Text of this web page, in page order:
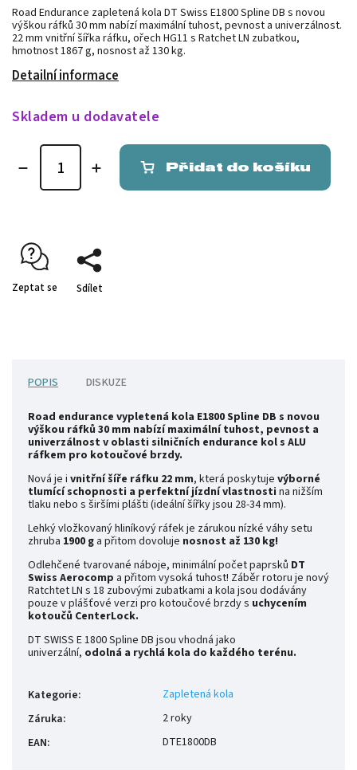
Road Endurance zapletená kola DT Swiss E1800 Spline DB s novou
výškou ráfků 30 mm nabízí maximální tuhost, pevnost a univerzálnost.
22 mm vnitřní šířka ráfku, ořech HG11 s Ratchet LN zubatkou,
hmotnost 1867 g, nosnost až 130 kg.
Detailní informace
Skladem u dodavatele
Přidat do košíku
Zeptat se Sdílet
POPIS DISKUZE
Road endurance vypletená kola E1800 Spline DB s novou
výškou ráfků 30 mm nabízí maximální tuhost, pevnost a
univerzálnost v oblasti silničních endurance kol s ALU
ráfkem pro kotoučové brzdy.
Nová je i vnitřní šíře ráfku 22 mm, která poskytuje výborné
tlumící schopnosti a perfektní jízdní vlastnosti na nižším
tlaku nebo s širšími plášti (ideální šířky jsou 28-34 mm).
Lehký vložkovaný hliníkový ráfek je zárukou nízké váhy setu
zhruba 1900 g a přitom dovoluje nosnost až 130 kg!
Odlehčené tvarované náboje, minimální počet paprsků DT
Swiss Aerocomp a přitom vysoká tuhost! Záběr rotoru je nový
Ratchtet LN s 18 zubovými zubatkami a kola jsou dodávány
pouze v plášťové verzi pro kotoučové brzdy s uchycením
kotoučů CenterLock.
DT SWISS E 1800 Spline DB jsou vhodná jako
univerzální, odolná a rychlá kola do každého terénu.
Kategorie:
Zapletená kola
Záruka:
2 roky
EAN: DTE1800DB